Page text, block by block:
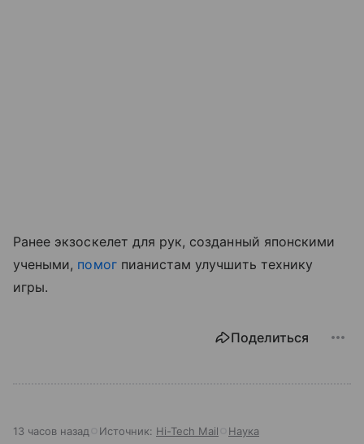
Ранее экзоскелет для рук, созданный японскими
учеными, помогпианистам улучшить технику
игры.
Поделиться
13 часов назад Источник: Hi-Tech Mail Наука